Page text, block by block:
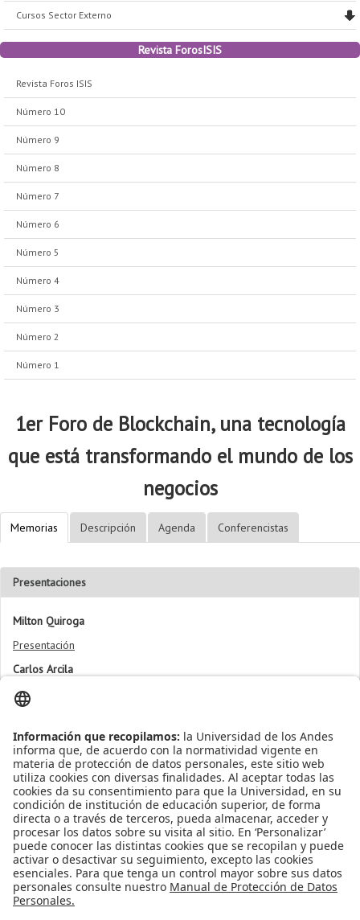
Cursos Sector Externo
Revista ForosISIS
Revista Foros ISIS
Número 10
Número 9
Número 8
Número 7
Número 6
Número 5
Número 4
Número 3
Número 2
Número 1
1er Foro de Blockchain, una tecnología
que está transformando el mundo de los
negocios
Memorias Descripción Agenda Conferencistas
Presentaciones
Milton Quiroga
Presentación
Carlos Arcila
Presentación
Presentación
Apoyo Financiero